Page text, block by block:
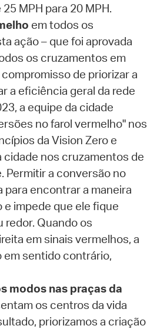
MPH para 20 MPH.
em todos os
ação – que foi aprovada
os cruzamentos em
de priorizar a
a eficiência geral da rede
a equipe da cidade
no farol vermelho" nos
da Vision Zero e
cidade nos cruzamentos de
Permitir a conversão no
encontrar a maneira
impede que ele fique
redor. Quando os
em sinais vermelhos, a
em sentido contrário,
modos nas praças da
os centros da vida
priorizamos a criação